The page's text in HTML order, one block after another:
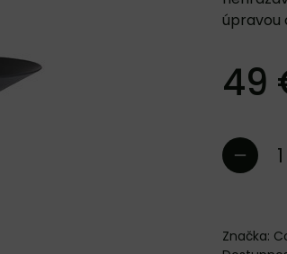
úpravou
49
Značka: